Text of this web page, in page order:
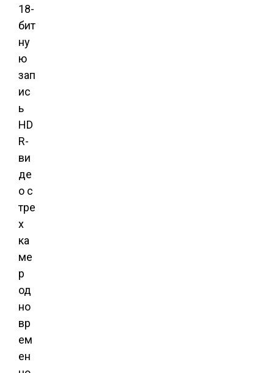
18-
бит
ну
ю
зап
ис
ь
HD
R-
ви
де
о с
тре
х
ка
ме
р
од
но
вр
ем
ен